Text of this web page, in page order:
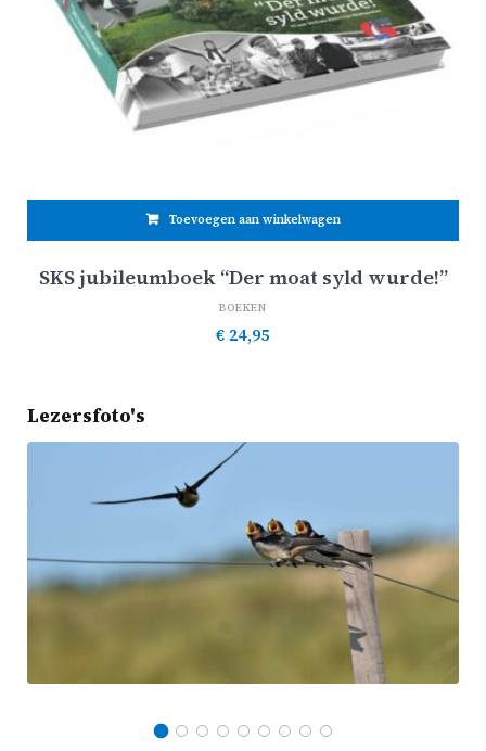
Toevoegen aan winkelwagen
SKS jubileumboek “Der moat syld wurde!”
BOEKEN
€ 24,95
Lezersfoto's